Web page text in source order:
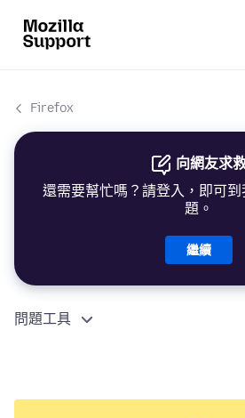
Firefox
向網友求
還需要幫忙嗎？請登入，即可
題。
繼續
問題工具